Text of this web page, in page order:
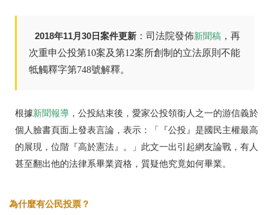
2018年11月30日案件更新 ：司法院發佈新聞稿 ，再
次重申公投第10案及第12案所創制的立法原則不能
牴觸釋字第748號解釋。
根據新聞報導 ，公投結束後，愛家公投領銜人之一的游信義於
個人臉書頁面上發表言論，表示：「『公投』是國民主權最高
的展現，位階『高於憲法』。」此文一出引起網友論戰，有人
甚至翻出他的法律系畢業資格，質疑他究竟如何畢業。
為什麼有公民投票？